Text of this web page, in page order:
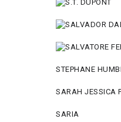
STEPHANE
SARAH JESSICA
SARIA